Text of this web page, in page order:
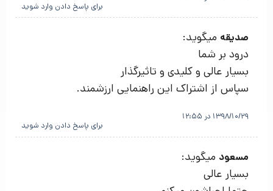
برای پاسخ دادن وارد شوید
صدیقه میگوید:
درود بر شما
بسیار عالی و کلیدی و تاثیرگذار
سپاس از اشتراک این راهنمایی ارزشمند.
1398/10/29 در 12:55
برای پاسخ دادن وارد شوید
مسعود میگوید:
بسیار عالی